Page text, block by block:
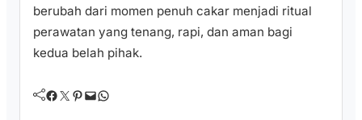
berubah dari momen penuh cakar menjadi ritual
perawatan yang tenang, rapi, dan aman bagi
kedua belah pihak.
Facebook Twitter Pinterest Mail WhatsApp